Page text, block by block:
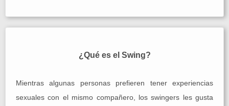
¿Qué es el Swing?
Mientras algunas personas prefieren tener experiencias
sexuales con el mismo compañero, los swingers les gusta